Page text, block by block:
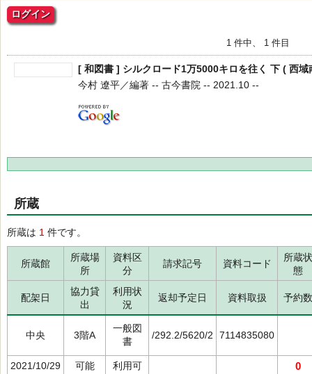
ログイン
1 件中、 1 件目
[ 和図書 ] シルクロード1万5000キロを往く 下 ( 西域
今村 遼平／編著 -- 古今書院 -- 2021.10 --
所蔵
所蔵は 1 件です。
所蔵館
所蔵場
所
資料区
分
請求記号 資料コード
所蔵状
態
配架日
協力貸
出
利用状
況
返却予定日 資料取扱 予約数
中央 3階A
一般図
書
/292.2/5620/2 7114835080
2021/10/29 可能 利用可 0